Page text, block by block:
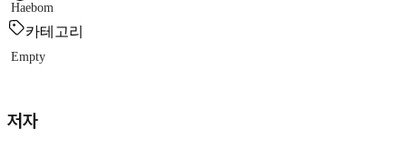
Haebom
카테고리
Empty
저자